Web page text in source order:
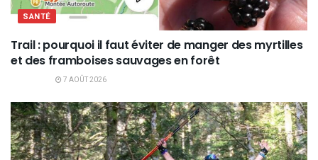
SANTÉ
Trail : pourquoi il faut éviter de manger des myrtilles
et des framboises sauvages en forêt
7 AOÛT 2026